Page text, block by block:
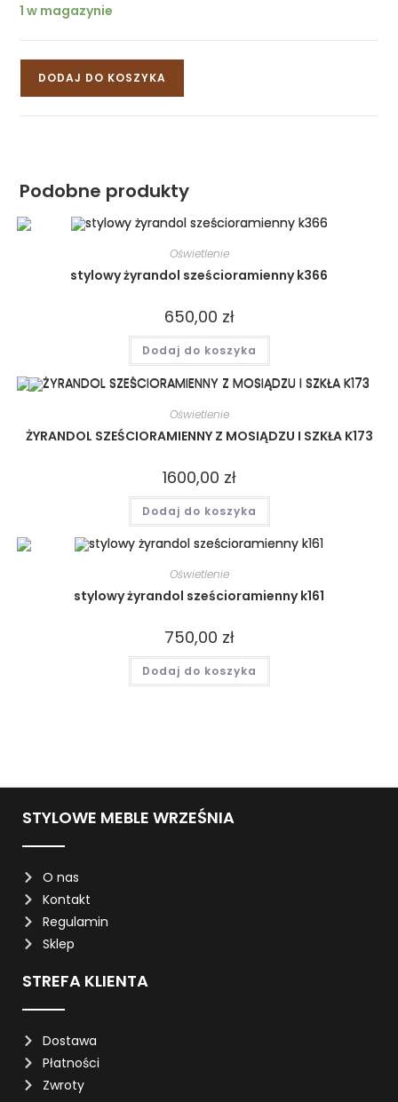
1 w magazynie
DODAJ DO KOSZYKA
Podobne produkty
Oświetlenie
stylowy żyrandol sześcioramienny k366
650,00 zł
Dodaj do koszyka
Oświetlenie
ŻYRANDOL SZEŚCIORAMIENNY Z MOSIĄDZU I SZKŁA K173
1600,00 zł
Dodaj do koszyka
Oświetlenie
stylowy żyrandol sześcioramienny k161
750,00 zł
Dodaj do koszyka
STYLOWE MEBLE WRZEŚNIA
O nas
Kontakt
Regulamin
Sklep
STREFA KLIENTA
Dostawa
Płatności
Zwroty